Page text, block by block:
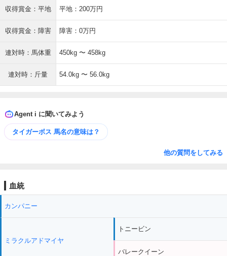
収得賞金：平地 平地：200万円
収得賞金：障害 障害：0万円
連対時：馬体重 450kg 〜 458kg
連対時：斤量 54.0kg 〜 56.0kg
Agent i に聞いてみよう
タイガーボス 馬名の意味は？
他の質問をしてみる
血統
カンパニー
ミラクルアドマイヤ
トニービン
バレークイーン